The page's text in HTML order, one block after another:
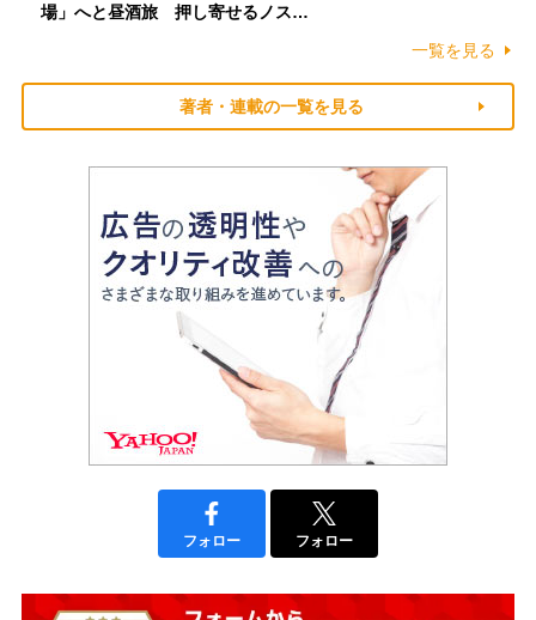
場」へと昼酒旅 押し寄せるノス…
一覧を見る
著者・連載の一覧を見る
フォロー フォロー